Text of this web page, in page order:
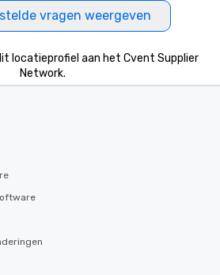
vragen weergeven
locatieprofiel aan het Cvent Supplier
Network.